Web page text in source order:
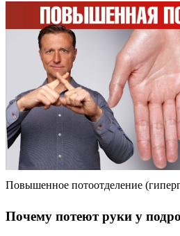
Повышенное потоотделение
Почему потеют руки у